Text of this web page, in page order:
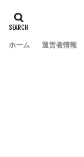
ホーム 運営者情報